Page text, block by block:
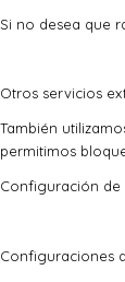
Si no desea que
Otros servicios
También
permitimos
Configuración
Configuraciones